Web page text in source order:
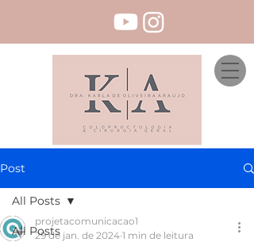
Post
All Posts
All Posts
projetacomunicacao1
29 de jan. de 2024 1 min de leitura